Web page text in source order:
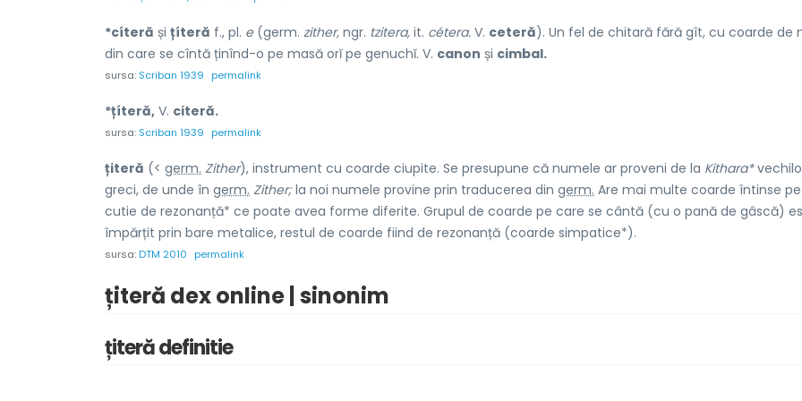
*cíteră și țíteră f., pl. e(germ. zither, ngr. tzitera, it. cétera. V. ceteră). Un fel de chitară fără gît, cu coarde de
din care se cîntă ținînd-o pe masă orĭ pe genuchĭ. V. canon și cimbal.
sursa: Scriban 1939 permalink
*țíteră, V. citeră.
sursa: Scriban 1939 permalink
țiteră (< germ. Zither), instrument cu coarde ciupite. Se presupune că numele ar proveni de la Kithara*
greci, de unde în germ. Zither;la noi numele provine prin traducerea din germ. Are mai multe coarde întinse
cutie de rezonanță* ce poate avea forme diferite. Grupul de coarde pe care se cântă (cu o pană de gâscă)
împărțit prin bare metalice, restul de coarde fiind de rezonanță (coarde simpatice*).
sursa:DTM 2010 permalink
țiteră dex online | sinonim
țiteră definitie